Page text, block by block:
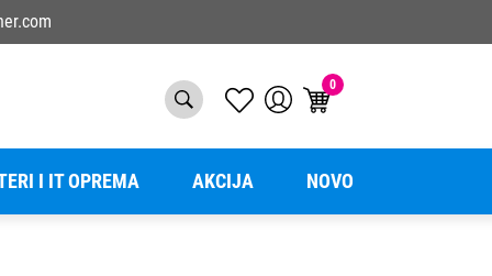
0
I IT OPREMA AKCIJA NOVO